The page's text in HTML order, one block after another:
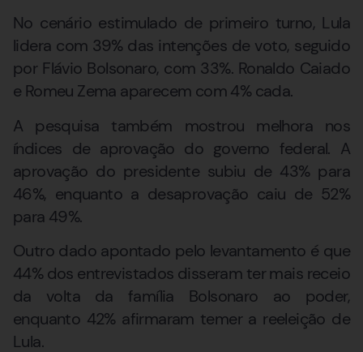
No cenário estimulado de primeiro turno, Lula
lidera com 39% das intenções de voto, seguido
por Flávio Bolsonaro, com 33%. Ronaldo Caiado
e Romeu Zema aparecem com 4% cada.
A pesquisa também mostrou melhora nos
índices de aprovação do governo federal. A
aprovação do presidente subiu de 43% para
46%, enquanto a desaprovação caiu de 52%
para 49%.
Outro dado apontado pelo levantamento é que
44% dos entrevistados disseram ter mais receio
da volta da família Bolsonaro ao poder,
enquanto 42% afirmaram temer a reeleição de
Lula.